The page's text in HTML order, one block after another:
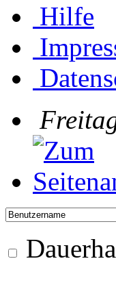
Hilfe